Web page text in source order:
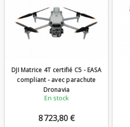
DJI Matrice 4T certifié C5 - EASA
compliant - avec parachute
Dronavia
En stock
8 723,80 €